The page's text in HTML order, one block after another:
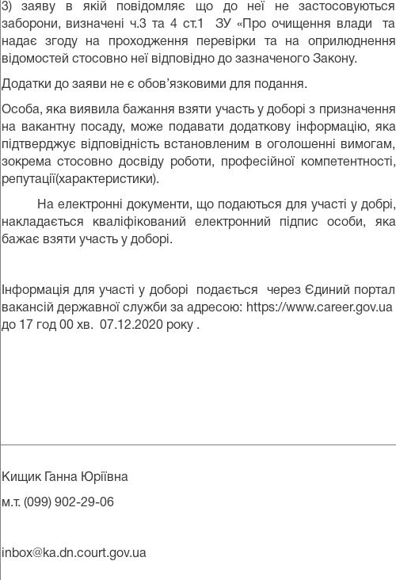
3) заяву в якій повідомляє що до неї не застосовуються
заборони, визначені ч.3 та 4 ст.1 ЗУ «Про очищення влади та
надає згоду на проходження перевірки та на оприлюднення
відомостей стосовно неї відповідно до зазначеного Закону.
Додатки до заяви не є обов’язковими для подання.
Особа, яка виявила бажання взяти участь у доборі з призначення
на вакантну посаду, може подавати додаткову інформацію, яка
підтверджує відповідність встановленим в оголошенні вимогам,
зокрема стосовно досвіду роботи, професійної компетентності,
репутації(характеристики).
На електронні документи, що подаються для участі у добрі,
накладається кваліфікований електронний підпис особи, яка
бажає взяти участь у доборі.
Iнформація для участі у доборі подається через Єдиний портал
вакансій державної служби за адресою: https://www.career.gov.ua
до 17 год 00 хв.
07.12.2020 року .
Кищик Ганна Юріївна
м.т. (099) 902-29-06
inbox@ka.dn.court.gov.ua